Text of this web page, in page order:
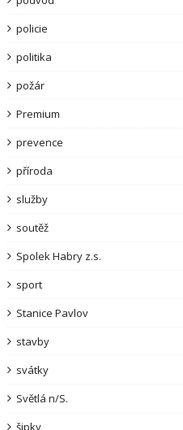
policie
politika
požár
Premium
prevence
příroda
služby
soutěž
Spolek Habry z.s.
sport
Stanice Pavlov
stavby
svátky
Světlá n/S.
šipky